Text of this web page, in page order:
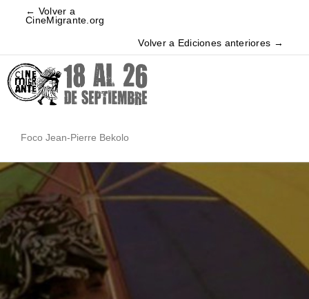
← Volver a
CineMigrante.org
Volver a Ediciones anteriores →
Foco Jean-Pierre Bekolo